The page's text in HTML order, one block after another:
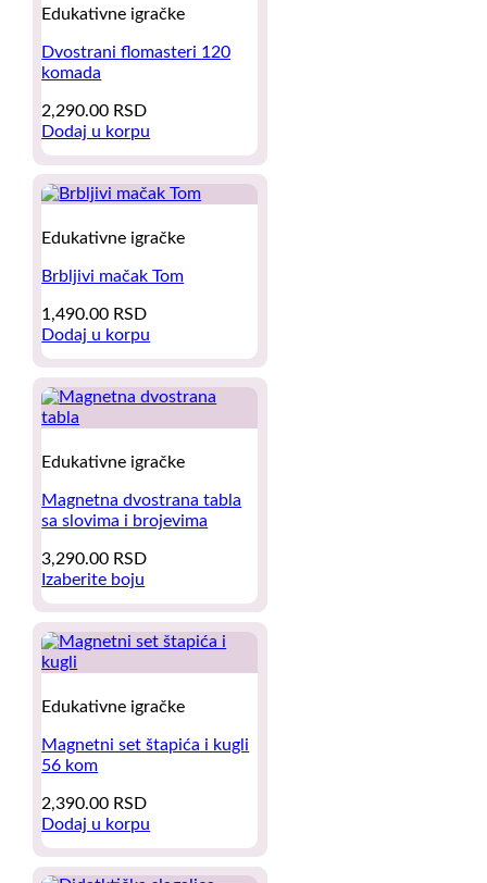
The
may
be
on
the
product
page
Edukativne igračke
Dvostrani flomasteri 120
komada
2,290.00 RSD
Dodaj u korpu
Edukativne igračke
Brbljivi mačak Tom
1,490.00 RSD
Dodaj u korpu
Edukativne igračke
Magnetna dvostrana tabla
sa slovima i brojevima
3,290.00 RSD
Izaberite boju
This
product
has
multiple
The
may
be
on
the
product
page
Edukativne igračke
Magnetni set štapića i kugli
56 kom
2,390.00 RSD
Dodaj u korpu